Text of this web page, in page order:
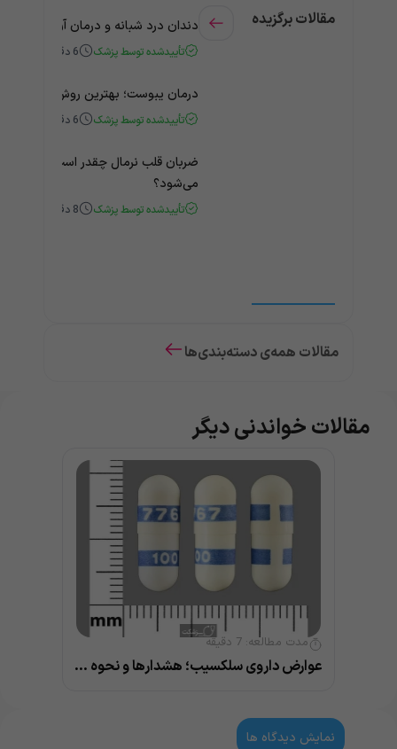
مقالات برگزیده دندان درد شبانه و درمان آن +
تأییدشده توسط پزشک 6 دقیقه
درمان یبوست؛ بهترین روش‌های
تأییدشده توسط پزشک 6 دقیقه
ضربان قلب نرمال چقدر است؟ چه
می‌شود؟
تأییدشده توسط پزشک 8 دقیقه
مقالات همه‌ی دسته‌بندی‌ها
مقالات خواندنی دیگر
مدت مطالعه: 7 دقیقه
عوارض داروی سلکسیب؛ هشدارها و نحوه مصرف
نمایش دیدگاه ها